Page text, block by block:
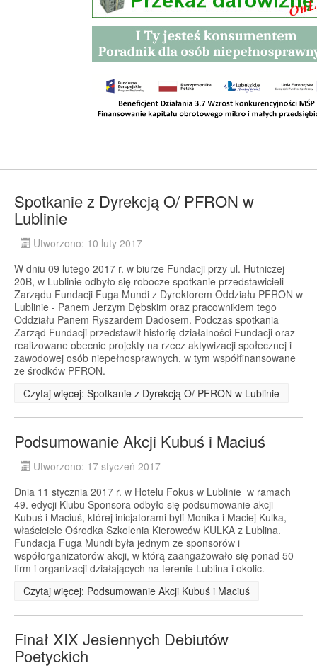
Spotkanie z Dyrekcją O/ PFRON w
Lublinie
Utworzono: 10 luty 2017
W dniu 09 lutego 2017 r. w biurze Fundacji przy ul. Hutniczej
20B, w Lublinie odbyło się robocze spotkanie przedstawicieli
Zarządu Fundacji Fuga Mundi z Dyrektorem Oddziału PFRON w
Lublinie - Panem Jerzym Dębskim oraz pracownikiem tego
Oddziału Panem Ryszardem Dadosem. Podczas spotkania
Zarząd Fundacji przedstawił historię działalności Fundacji oraz
realizowane obecnie projekty na rzecz aktywizacji społecznej i
zawodowej osób niepełnosprawnych, w tym współfinansowane
ze środków PFRON.
Czytaj więcej: Spotkanie z Dyrekcją O/ PFRON w Lublinie
Podsumowanie Akcji Kubuś i Maciuś
Utworzono: 17 styczeń 2017
Dnia 11 stycznia 2017 r. w Hotelu Fokus w Lublinie w ramach
49. edycji Klubu Sponsora odbyło się podsumowanie akcji
Kubuś i Maciuś, której inicjatorami byli Monika i Maciej Kulka,
właściciele Ośrodka Szkolenia Kierowców KULKA z Lublina.
Fundacja Fuga Mundi była jednym ze sponsorów i
współorganizatorów akcji, w którą zaangażowało się ponad 50
firm i organizacji działających na terenie Lublina i okolic.
Czytaj więcej: Podsumowanie Akcji Kubuś i Maciuś
Finał XIX Jesiennych Debiutów
Poetyckich